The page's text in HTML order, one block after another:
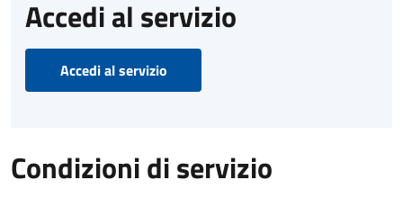
Accedi al servizio
Accedi al servizio
Condizioni di servizio